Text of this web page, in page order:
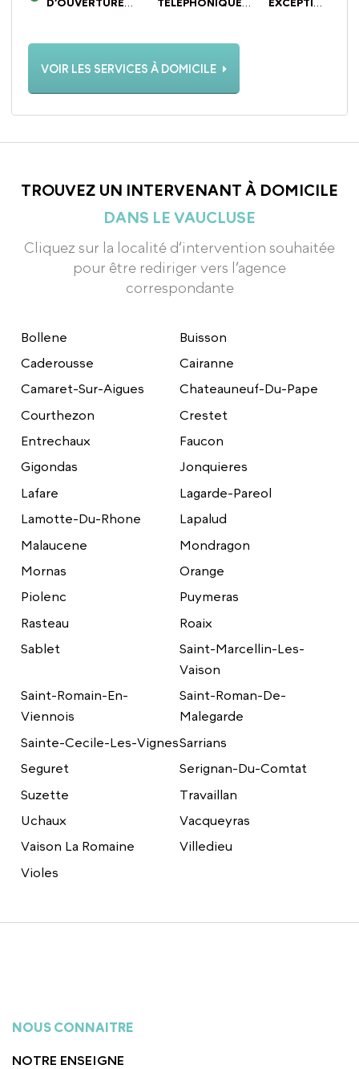
D’OUVERTURE
12H00 ET DE 13H30 À
TÉLÉPHONIQUE
12H00 ET DE 13H30 À
VOIR LES SERVICES À DOMICILE
TROUVEZ UN INTERVENANT À DOMICILE
DANS LE VAUCLUSE
Cliquez sur la localité d’intervention souhaitée
pour être rediriger vers l’agence
correspondante
Bollene
Buisson
Caderousse
Cairanne
Camaret-Sur-Aigues
Chateauneuf-Du-Pape
Courthezon
Crestet
Entrechaux
Faucon
Gigondas
Jonquieres
Lafare
Lagarde-Pareol
Lamotte-Du-Rhone
Lapalud
Malaucene
Mondragon
Mornas
Orange
Piolenc
Puymeras
Rasteau
Roaix
Sablet
Saint-Marcellin-Les-
Vaison
Saint-Romain-En-
Viennois
Saint-Roman-De-
Malegarde
Sainte-Cecile-Les-VignesSarrians
Seguret
Serignan-Du-Comtat
Suzette
Travaillan
Uchaux
Vacqueyras
Vaison La Romaine
Villedieu
Violes
NOUS CONNAITRE
NOTRE ENSEIGNE